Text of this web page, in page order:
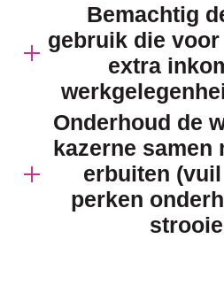
Bemachtig
gebruik die
extra
Onderhoud de
kazerne samen
erbuiten
perken